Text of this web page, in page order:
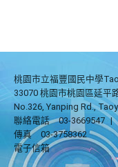
桃園市立福豐國民中學
33070 桃園市桃園區延平
No.326, Yanping Rd.,
聯絡電話
03-3669547 |
傳真
03-3758362
電子信箱